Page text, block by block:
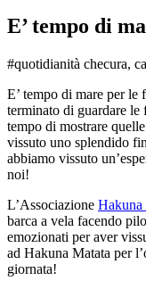
E’ tempo di
#quotidianità checura,
E’ tempo di mare per le
terminato di guardare
tempo di mostrare
vissuto uno splendido
abbiamo vissuto
noi!
L’Associazione Hakuna
barca a vela facendo
emozionati per aver
ad Hakuna Matata per
giornata!